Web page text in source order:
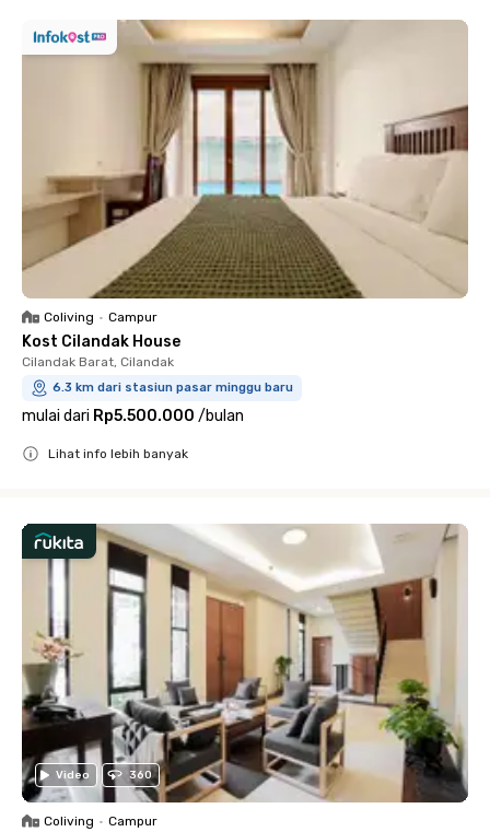
Coliving • Campur
Kost Cilandak House
Cilandak Barat, Cilandak
6.3 km dari stasiun pasar minggu baru
mulai dari Rp5.500.000 /bulan
Lihat info lebih banyak
Video 360
Coliving • Campur